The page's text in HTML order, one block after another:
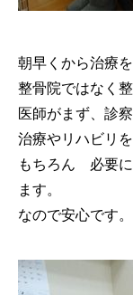
朝早くから治療
整骨院ではなく整
医師がまず、診
治療やリハビリを
もちろん 必要に
ます。
なので安心です。